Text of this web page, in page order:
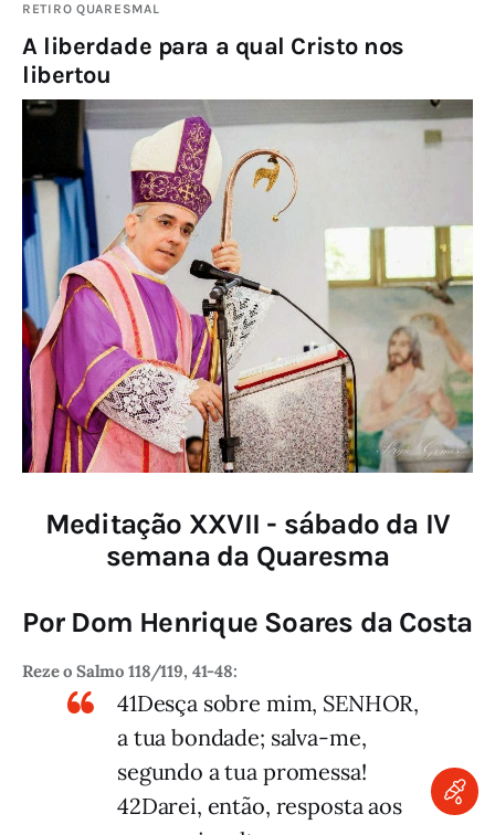
RETIRO QUARESMAL
A liberdade para a qual Cristo nos
libertou
Meditação XXVII - sábado da IV
semana da Quaresma
Por Dom Henrique Soares da Costa
Reze o Salmo 118/119, 41-48:
41Desça sobre mim, SENHOR,
a tua bondade; salva-me,
segundo a tua promessa!
42Darei, então, resposta aos